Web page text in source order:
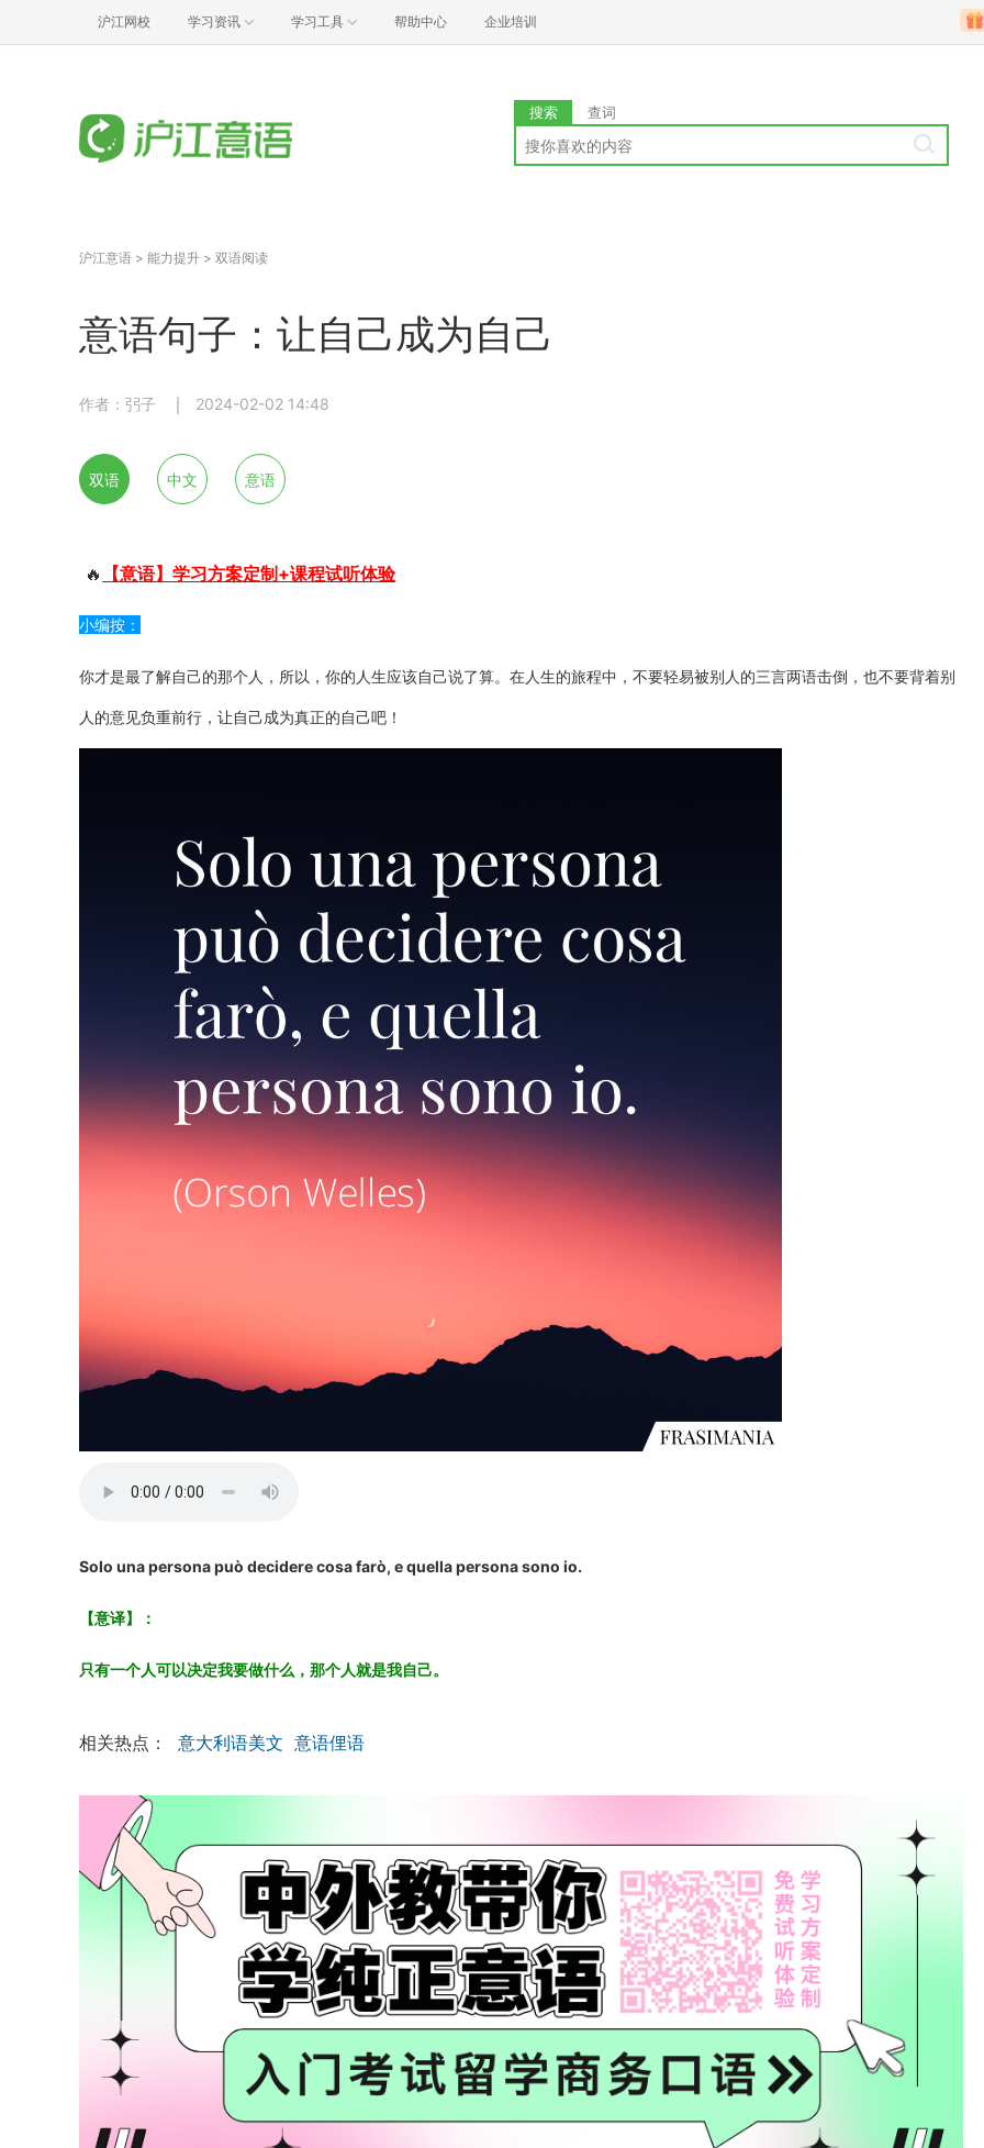
沪江网校 学习资讯 学习工具 帮助中心 企业培训
搜索 查词
沪江意语 > 能力提升 > 双语阅读
意语句子：让自己成为自己
作者：弜子 2024-02-02 14:48
双语 中文 意语
🔥 【意语】学习方案定制+课程试听体验
小编按：
你才是最了解自己的那个人，所以，你的人生应该自己说了算。在人生的旅程中，不要轻易被别人的三言两语击倒，也不要背着别
人的意见负重前行，让自己成为真正的自己吧！
Solo una persona può decidere cosa farò, e quella persona sono io.
【意译】：
只有一个人可以决定我要做什么，那个人就是我自己。
相关热点： 意大利语美文 意语俚语